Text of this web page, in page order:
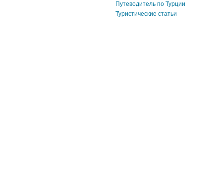
Путеводитель по Турции
Туристические статьи